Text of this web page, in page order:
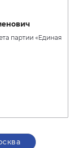
партии «Единая